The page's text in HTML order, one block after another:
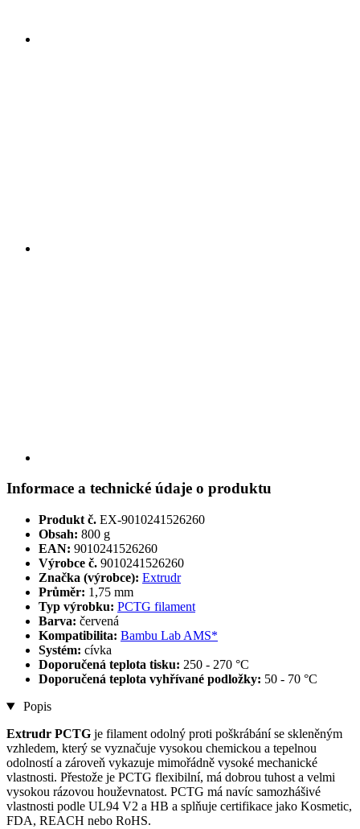
Informace a technické údaje o produktu
Produkt č. EX-9010241526260
Obsah: 800 g
EAN: 9010241526260
Výrobce č. 9010241526260
Značka (výrobce): Extrudr
Průměr: 1,75 mm
Typ výrobku: PCTG filament
Barva: červená
Kompatibilita: Bambu Lab AMS*
Systém: cívka
Doporučená teplota tisku: 250 - 270 °C
Doporučená teplota vyhřívané podložky: 50 - 70 °C
Popis
Extrudr PCTG je filament odolný proti poškrábání se skleněným
vzhledem, který se vyznačuje vysokou chemickou a tepelnou
odolností a zároveň vykazuje mimořádně vysoké mechanické
vlastnosti. Přestože je PCTG flexibilní, má dobrou tuhost a velmi
vysokou rázovou houževnatost. PCTG má navíc samozhášivé
vlastnosti podle UL94 V2 a HB a splňuje certifikace jako Kosmetic,
FDA, REACH nebo RoHS.